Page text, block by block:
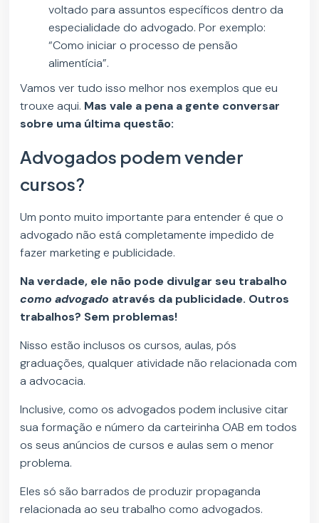
voltado para assuntos específicos dentro da
especialidade do advogado. Por exemplo:
“Como iniciar o processo de pensão
alimentícia”.
Vamos ver tudo isso melhor nos exemplos que eu
trouxe aqui. Mas vale a pena a gente conversar
sobre uma última questão:
Advogados podem vender
cursos?
Um ponto muito importante para entender é que o
advogado não está completamente impedido de
fazer marketing e publicidade.
Na verdade, ele não pode divulgar seu trabalho
como advogado através da publicidade. Outros
trabalhos? Sem problemas!
Nisso estão inclusos os cursos, aulas, pós
graduações, qualquer atividade não relacionada com
a advocacia.
Inclusive, como os advogados podem inclusive citar
sua formação e número da carteirinha OAB em todos
os seus anúncios de cursos e aulas sem o menor
problema.
Eles só são barrados de produzir propaganda
relacionada ao seu trabalho como advogados.